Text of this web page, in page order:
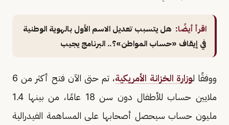
اقرأ أيضًا: هل يتسبب تعديل الاسم الأول بالهوية الوطنية
في إيقاف «حساب المواطن»؟.. البرنامج يجيب
ووفقًا لوزارة الخزانة الأمريكية
، تم حتى الآن فتح أكثر من 6
ملايين حساب للأطفال دون سن 18 عامًا، من بينها 1.4
مليون حساب سيحصل أصحابها على المساهمة الفيدرالية